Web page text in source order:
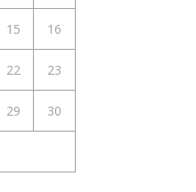
15 16
22 23
29 30